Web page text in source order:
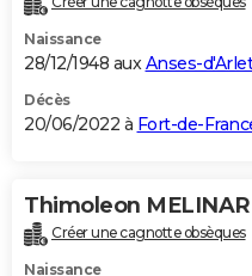
Naissance
28/12/1948 auxAnses-d'Arlet
Décès
20/06/2022 à Fort-de-
Thimoleon
Créer une cagnotte obsèques
Naissance